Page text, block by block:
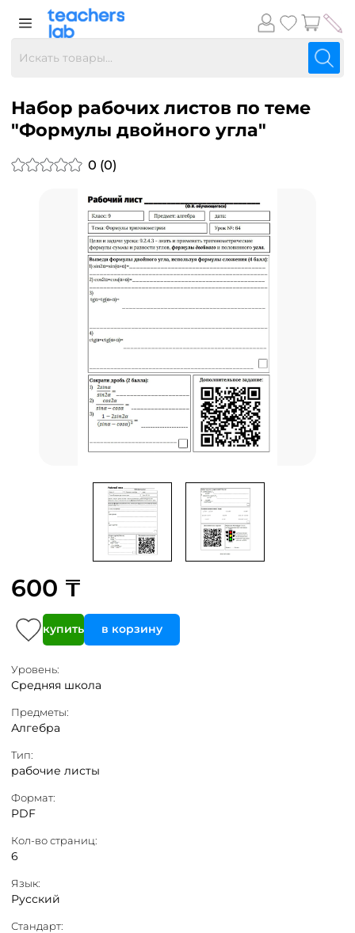
Набор рабочих листов по теме
"Формулы двойного угла"
0 (0)
600 ₸
купить в корзину
Уровень:
Средняя школа
Предметы:
Алгебра
Тип:
рабочие листы
Формат:
PDF
Кол-во страниц:
6
Язык:
Русский
Стандарт: